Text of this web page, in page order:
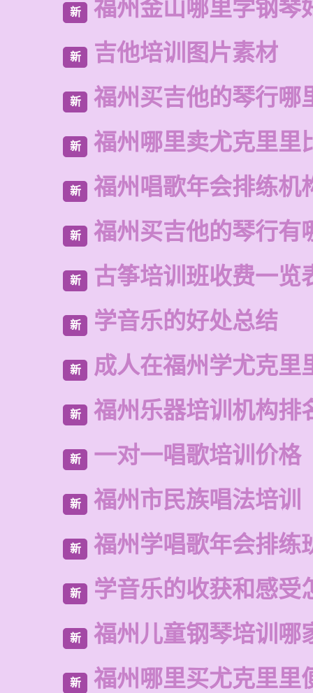
新 福州金山哪里学钢琴
新 吉他培训图片素材
新 福州买吉他的琴行哪
新 福州哪里卖尤克里里
新 福州唱歌年会排练机
新 福州买吉他的琴行有
新 古筝培训班收费一览
新 学音乐的好处总结
新 成人在福州学尤克里
新 福州乐器培训机构排
新 一对一唱歌培训价格
新 福州市民族唱法培训
新 福州学唱歌年会排练
新 学音乐的收获和感受
新 福州儿童钢琴培训哪
新 福州哪里买尤克里里